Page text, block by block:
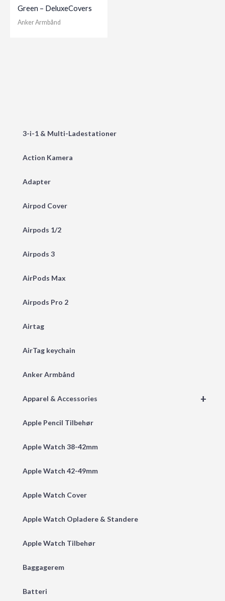
3-i-1 & Multi-Ladestationer
Action Kamera
Adapter
Airpod Cover
Airpods 1/2
Airpods 3
AirPods Max
Airpods Pro 2
Airtag
AirTag keychain
Anker Armbånd
+
Apparel & Accessories
Apple Pencil Tilbehør
Apple Watch 38-42mm
Apple Watch 42-49mm
Apple Watch Cover
Apple Watch Opladere & Standere
Apple Watch Tilbehør
Baggagerem
Batteri
Green – DeluxeCovers
Anker Armbånd